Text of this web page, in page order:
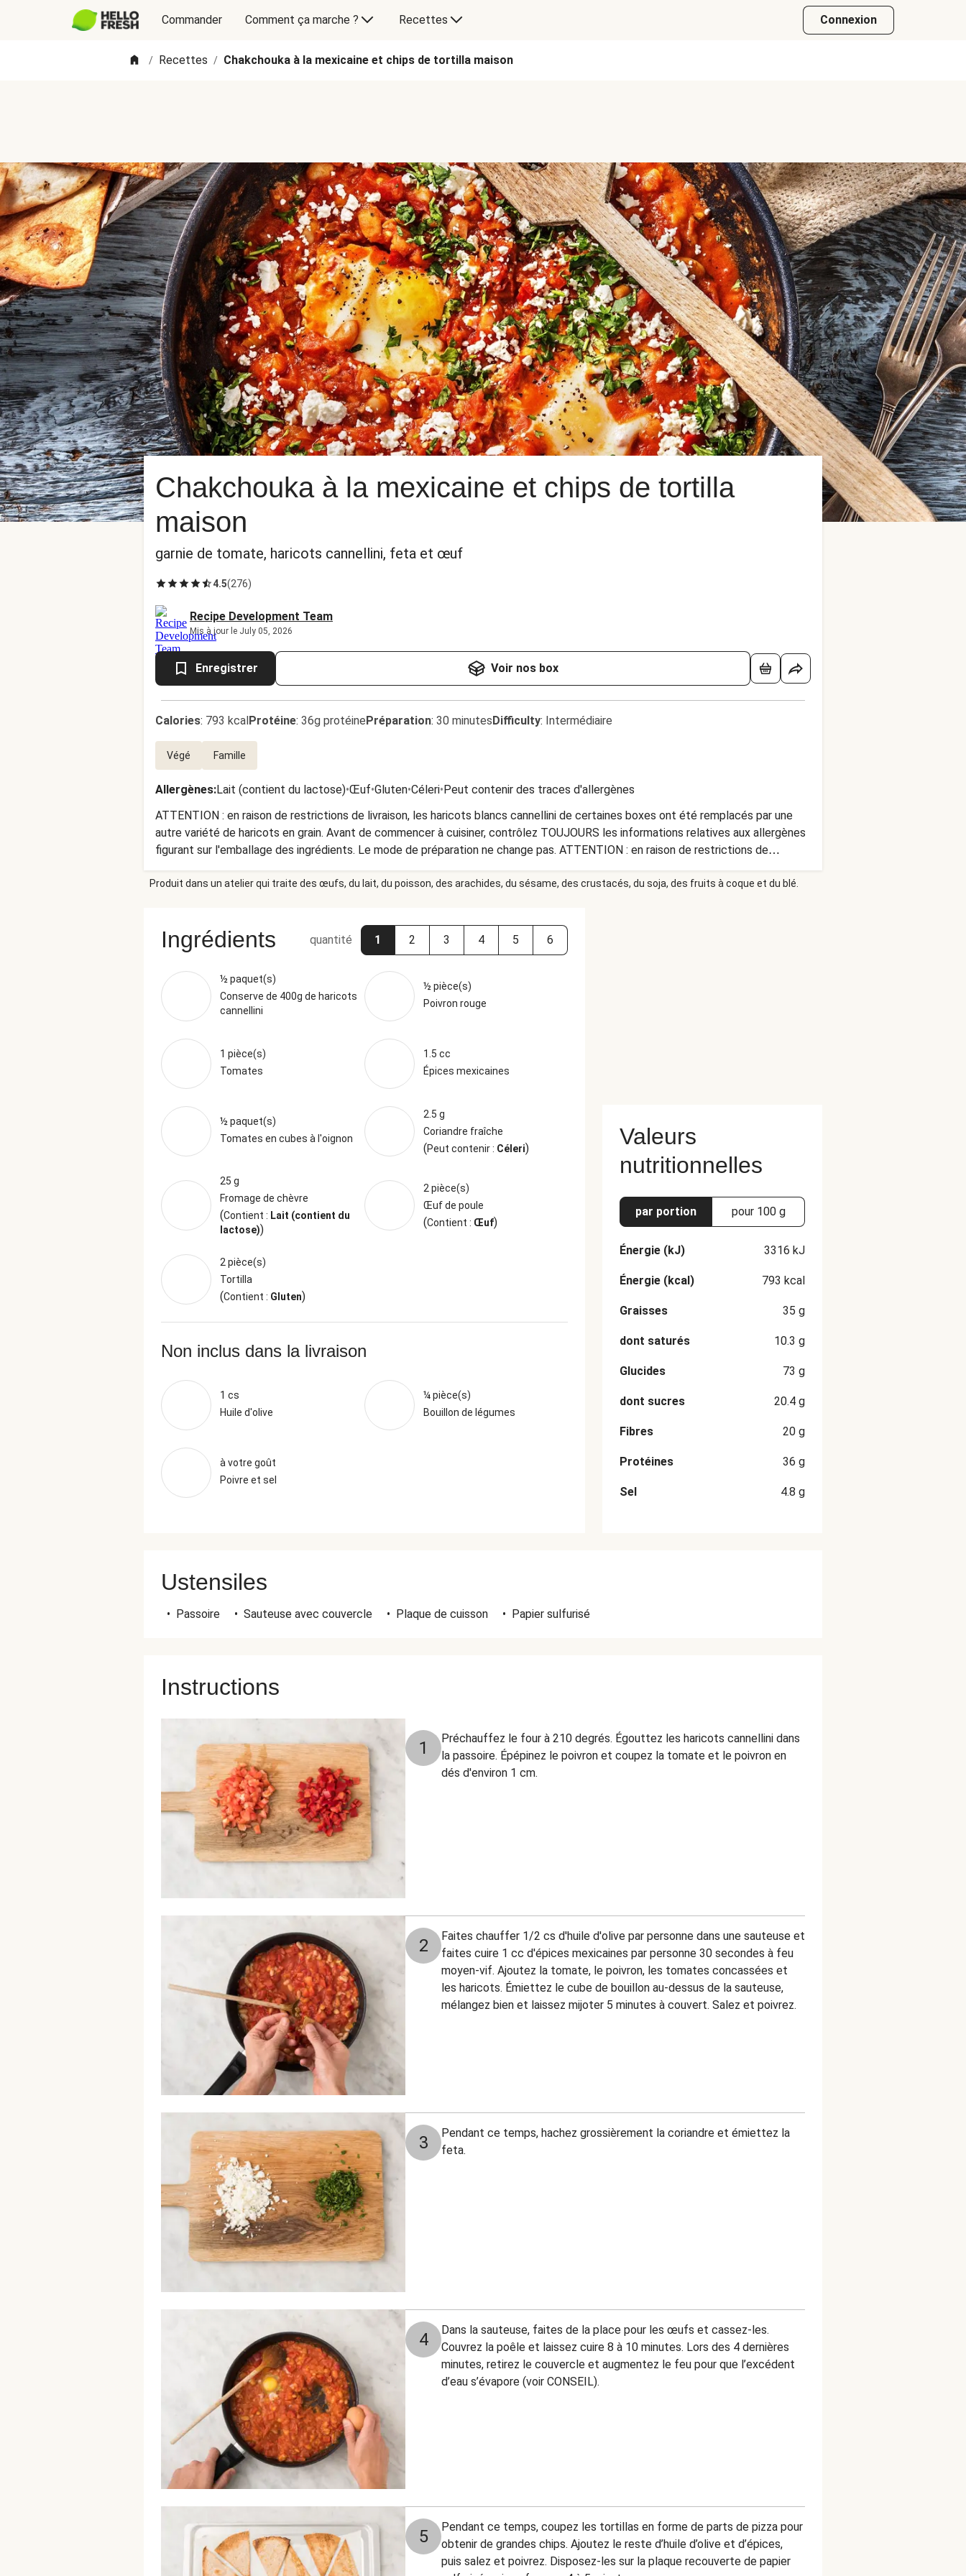
Commander Comment ça marche ? Recettes Connexion
/ Recettes / Chakchouka à la mexicaine et chips de tortilla maison
Chakchouka à la mexicaine et chips de tortilla
maison
garnie de tomate, haricots cannellini, feta et œuf
4.5(276)
Recipe Development Team
Mis à jour le July 05, 2026
Enregistrer Voir nos box
Calories: 793 kcalProtéine: 36g protéinePréparation: 30 minutesDifficulty: Intermédiaire
Végé Famille
Allergènes:Lait (contient du lactose)•Œuf•Gluten•Céleri•Peut contenir des traces d'allergènes
ATTENTION : en raison de restrictions de livraison, les haricots blancs cannellini de certaines boxes ont été remplacés par une
autre variété de haricots en grain. Avant de commencer à cuisiner, contrôlez TOUJOURS les informations relatives aux allergènes
figurant sur l'emballage des ingrédients. Le mode de préparation ne change pas. ATTENTION : en raison de restrictions de
livraison, les cubes de tomates aux oignons de certaines boxes ont été remplacés par des tomates pelées ou des tomates en
morceaux. Avant de commencer à cuisiner, contrôlez TOUJOURS les informations relatives aux allergènes figurant sur l'emballage
Produit dans un atelier qui traite des œufs, du lait, du poisson, des arachides, du sésame, des crustacés, du soja, des fruits à coque et du blé.
Ingrédients quantité 1 2 3 4 5 6
½ paquet(s)
Conserve de 400g de haricots
cannellini
½ pièce(s)
Poivron rouge
1 pièce(s)
Tomates
1.5 cc
Épices mexicaines
½ paquet(s)
Tomates en cubes à l'oignon
2.5 g
Coriandre fraîche
(Peut contenir : Céleri)
25 g
Fromage de chèvre
(Contient : Lait (contient du
lactose))
2 pièce(s)
Œuf de poule
(Contient : Œuf)
2 pièce(s)
Tortilla
(Contient : Gluten)
Non inclus dans la livraison
1 cs
Huile d'olive
¼ pièce(s)
Bouillon de légumes
à votre goût
Poivre et sel
Valeurs
nutritionnelles
par portion pour 100 g
Énergie (kJ) 3316 kJ
Énergie (kcal) 793 kcal
Graisses 35 g
dont saturés 10.3 g
Glucides 73 g
dont sucres 20.4 g
Fibres 20 g
Protéines 36 g
Sel 4.8 g
Ustensiles
• Passoire • Sauteuse avec couvercle • Plaque de cuisson • Papier sulfurisé
Instructions
1
Préchauffez le four à 210 degrés. Égouttez les haricots cannellini dans
la passoire. Épépinez le poivron et coupez la tomate et le poivron en
dés d'environ 1 cm.
2
Faites chauffer 1/2 cs d'huile d'olive par personne dans une sauteuse et
faites cuire 1 cc d'épices mexicaines par personne 30 secondes à feu
moyen-vif. Ajoutez la tomate, le poivron, les tomates concassées et
les haricots. Émiettez le cube de bouillon au-dessus de la sauteuse,
mélangez bien et laissez mijoter 5 minutes à couvert. Salez et poivrez.
3
Pendant ce temps, hachez grossièrement la coriandre et émiettez la
feta.
4
Dans la sauteuse, faites de la place pour les œufs et cassez-les.
Couvrez la poêle et laissez cuire 8 à 10 minutes. Lors des 4 dernières
minutes, retirez le couvercle et augmentez le feu pour que l’excédent
d’eau s’évapore (voir CONSEIL).
5
Pendant ce temps, coupez les tortillas en forme de parts de pizza pour
obtenir de grandes chips. Ajoutez le reste d’huile d’olive et d’épices,
puis salez et poivrez. Disposez-les sur la plaque recouverte de papier